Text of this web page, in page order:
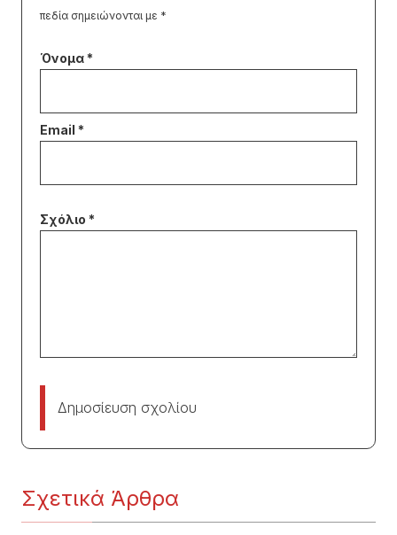
πεδία σημειώνονται με *
Δημοσίευση σχολίου
Σχετικά Άρθρα